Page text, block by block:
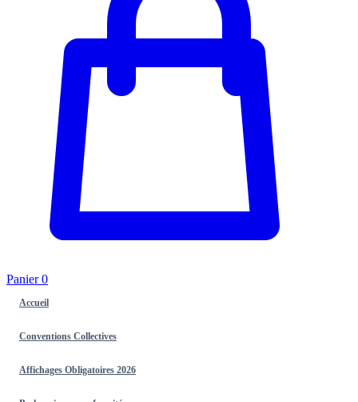
Panier0
Accueil
Conventions Collectives
Affichages Obligatoires 2026